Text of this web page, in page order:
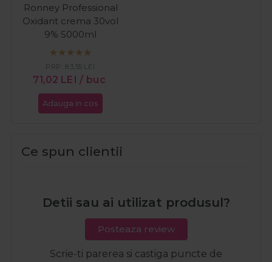
Ronney Professional
Oxidant crema 30vol
9% 5000ml
71,02 LEI / buc
PRP: 83,55 LEI
Adauga in cos
Ce spun clientii
Detii sau ai utilizat produsul?
Posteaza review
Scrie-ti parerea si castiga puncte de